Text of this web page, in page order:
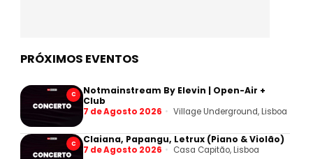
PRÓXIMOS EVENTOS
C
Notmainstream By Elevin | Open-Air +
Club
7 de Agosto 2026 Village Underground, Lisboa
C Claiana, Papangu, Letrux (Piano & Violão)
7 de Agosto 2026 Casa Capitão, Lisboa